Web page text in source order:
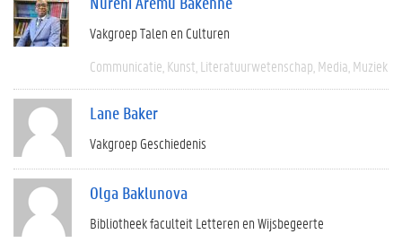
Vakgroep Talen en Culturen
Communicatie Kunst Literatuurwetenschap Media Muziek
Lane Baker
Vakgroep Geschiedenis
Olga Baklunova
Bibliotheek faculteit Letteren en Wijsbegeerte